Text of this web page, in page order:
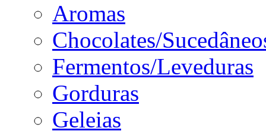
Aromas
Chocolates/
Fermentos/Leveduras
Gorduras
Geleias